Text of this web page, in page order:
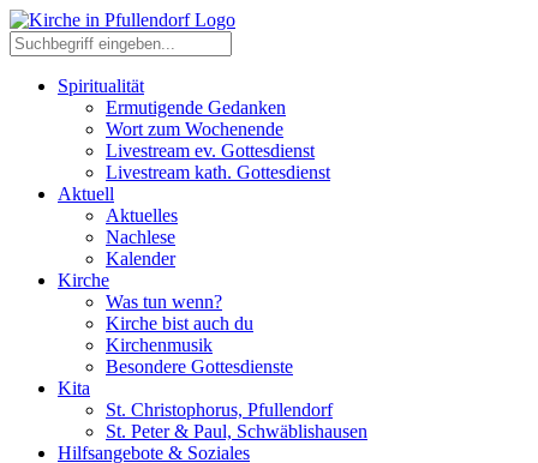
Spiritualität
Ermutigende Gedanken
Wort zum Wochenende
Livestream ev. Gottesdienst
Livestream kath. Gottesdienst
Aktuell
Aktuelles
Nachlese
Kalender
Kirche
Was tun wenn?
Kirche bist auch du
Kirchenmusik
Besondere Gottesdienste
Kita
St. Christophorus, Pfullendorf
St. Peter & Paul, Schwäblishausen
Hilfsangebote & Soziales